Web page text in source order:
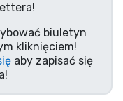
biuletyn
kliknięciem!
aby zapisać się